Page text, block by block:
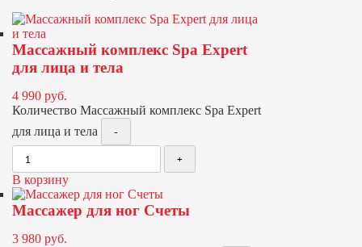
Массажный комплекс Spa Expert
для лица и тела
4 990 руб.
Количество Массажный комплекс Spa Expert
для лица и тела
В корзину
Массажер для ног Счеты
3 980 руб.